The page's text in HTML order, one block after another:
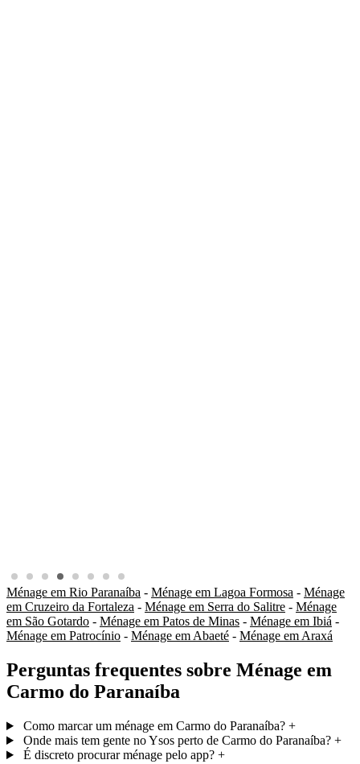
Ménage em Rio Paranaíba - Ménage em Lagoa Formosa - Ménage
em Cruzeiro da Fortaleza - Ménage em Serra do Salitre - Ménage
em São Gotardo - Ménage em Patos de Minas - Ménage em Ibiá -
Ménage em Patrocínio - Ménage em Abaeté - Ménage em Araxá
Perguntas frequentes sobre Ménage em
Carmo do Paranaíba
Como marcar um ménage em Carmo do Paranaíba? +
Onde mais tem gente no Ysos perto de Carmo do Paranaíba? +
É discreto procurar ménage pelo app? +